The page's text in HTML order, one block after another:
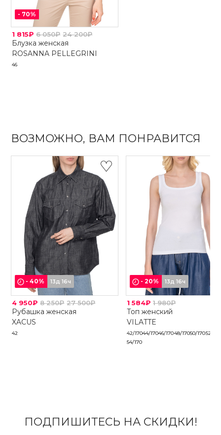
- 70%
1 815₽ 6 050₽ 24 200₽
Блузка женская
ROSANNA PELLEGRINI
46
ВОЗМОЖНО, ВАМ ПОНРАВИТСЯ
-40% 13д 16ч
4 950₽ 8 250₽ 27 500₽
Рубашка женская
XACUS
42
-20% 13д 16ч
1 584₽ 1 980₽
Топ женский
VILATTE
42/17044/17046/17048/17050/17052/170
54/170
ПОДПИШИТЕСЬ НА СКИДКИ!